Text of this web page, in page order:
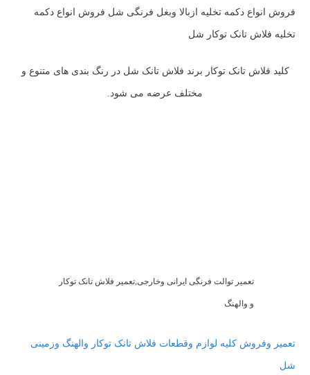
فروش انواع دکمه تخلیه ازبالا وبغل فرنگی شل فروش انواع دکمه
تخلیه فلاش تانک توکار شل
کلید فلاش تانک توکار برند فلاش تانک شل در رنگ بندی های متنوع و
مختلف عرضه می شود.
تعمیر توالت فرنگی ایرانی وخارجی,تعمیر فلاش تانک توکار
و والهنگ
تعمیر وفروش کلیه لوازم وقطعات فلاش تانک توکار والهنگ وزمینی
شل